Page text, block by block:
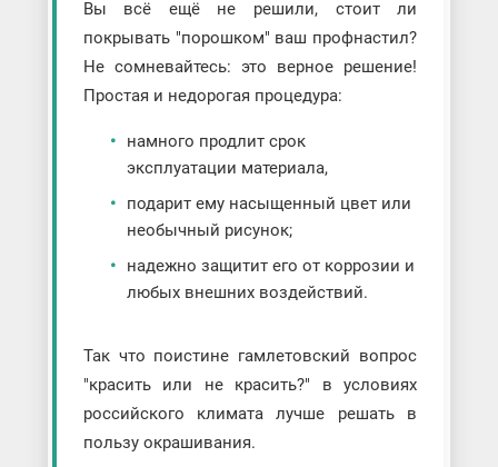
Вы всё ещё не решили, стоит ли
покрывать "порошком" ваш профнастил?
Не сомневайтесь: это верное решение!
Простая и недорогая процедура:
намного продлит срок
эксплуатации материала,
подарит ему насыщенный цвет или
необычный рисунок;
надежно защитит его от коррозии и
любых внешних воздействий.
Так что поистине гамлетовский вопрос
"красить или не красить?" в условиях
российского климата лучше решать в
пользу окрашивания.